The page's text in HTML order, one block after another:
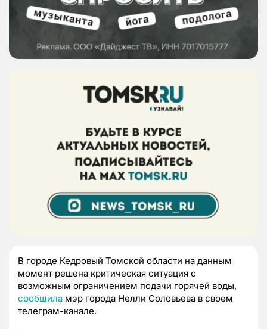
В городе Кедровый Томской области на данным
момент решена критическая ситуация с
возможным ограничением подачи горячей воды,
сообщила мэр города Нелли Соловьева в своем
телеграм-канале.